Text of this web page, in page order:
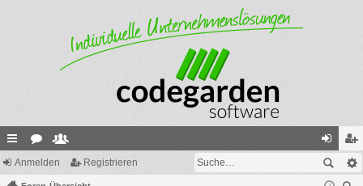
ch or itg n eg
Anmelden Registrieren